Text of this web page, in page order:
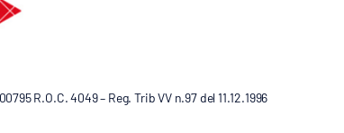
R.O.C. 4049 – Reg. Trib VV n.97 del 11.12.1996